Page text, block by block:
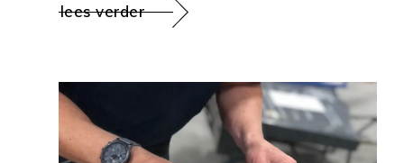
lees verder